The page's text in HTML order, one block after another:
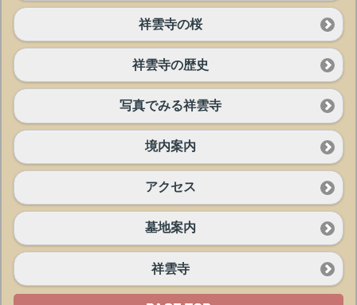
祥雲寺の桜
祥雲寺の歴史
写真でみる祥雲寺
境内案内
アクセス
墓地案内
祥雲寺